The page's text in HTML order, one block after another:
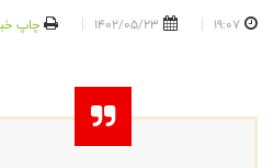
19:07
1402/05/23 چاپ